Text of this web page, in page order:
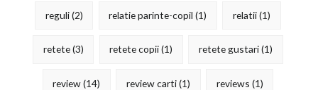
reguli(2) relatie parinte-copil (1) relatii(1)
retete(3) retete copii(1) retete gustari(1)
review(14) review carti(1) reviews (1)